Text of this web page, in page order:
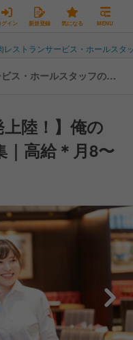
グイン 新規登録 気になる MENU
レストランサービス・ホールスタ
ス・ホールスタッフの転
上陸！】俺の
高給＊月8〜